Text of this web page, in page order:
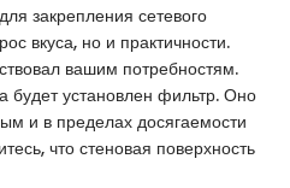
закрепления сетевого
вкуса, но и практичности.
вашим потребностям.
будет установлен фильтр. Оно
и в пределах досягаемости
что стеновая поверхность